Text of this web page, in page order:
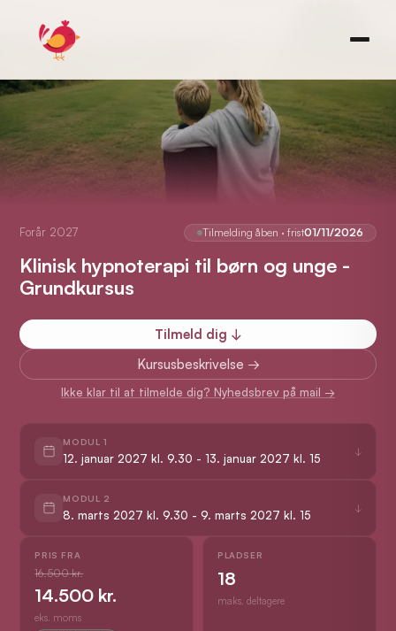
Forår 2027 Tilmelding åben · frist01/11/2026
Klinisk hypnoterapi til børn og unge -
Grundkursus
Tilmeld dig ↓
Kursusbeskrivelse →
Ikke klar til at tilmelde dig? Nyhedsbrev på mail →
MODUL 1
12. januar 2027 kl. 9.30 - 13. januar 2027 kl. 15 ↓
MODUL 2
8. marts 2027 kl. 9.30 - 9. marts 2027 kl. 15 ↓
PRIS FRA
16.500 kr.
14.500 kr.
eks. moms
PLADSER
18
maks. deltagere